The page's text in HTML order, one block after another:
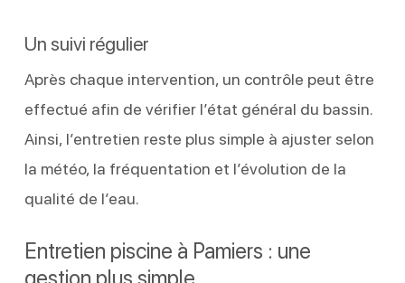
Un suivi régulier
Après chaque intervention, un contrôle peut être
effectué afin de vérifier l’état général du bassin.
Ainsi, l’entretien reste plus simple à ajuster selon
la météo, la fréquentation et l’évolution de la
qualité de l’eau.
Entretien piscine à Pamiers : une
gestion plus simple